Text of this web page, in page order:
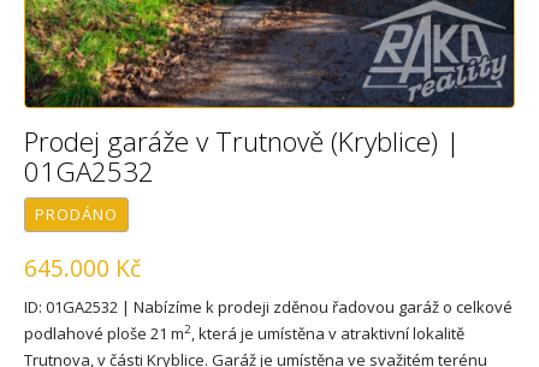
Prodej garáže v Trutnově (Kryblice) |
01GA2532
PRODÁNO
645.000 Kč
ID: 01GA2532 | Nabízíme k prodeji zděnou řadovou garáž o celkové
podlahové ploše 21 m2, která je umístěna v atraktivní lokalitě
Trutnova, v části Kryblice. Garáž je umístěna ve svažitém terénu